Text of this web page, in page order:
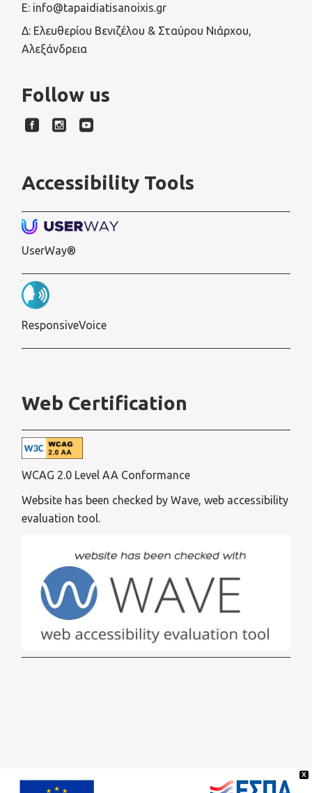
E: info@tapaidiatisanoixis.gr
Δ: Ελευθερίου Βενιζέλου & Σταύρου Νιάρχου,
Αλεξάνδρεια
Follow us
Accessibility Tools
UserWay®
ResponsiveVoice
Web Certification
WCAG 2.0 Level AA Conformance
Website has been checked by Wave, web accessibility
evaluation tool.
X